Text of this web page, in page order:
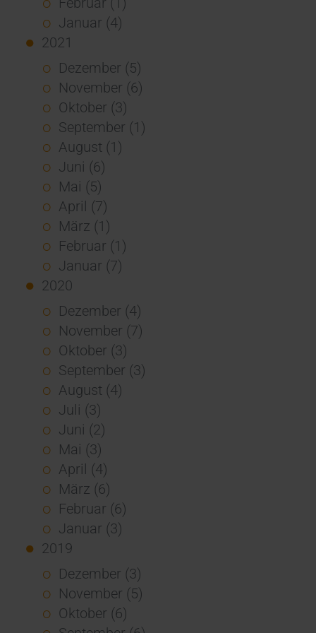
Januar (4)
2021
Dezember (5)
November (6)
Oktober (3)
September (1)
August (1)
Juni (6)
Mai (5)
April (7)
März (1)
Februar (1)
Januar (7)
2020
Dezember (4)
November (7)
Oktober (3)
September (3)
August (4)
Juli (3)
Juni (2)
Mai (3)
April (4)
März (6)
Februar (6)
Januar (3)
2019
Dezember (3)
November (5)
Oktober (6)